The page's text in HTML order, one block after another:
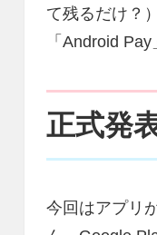
て残るだけ？
「Android
正式発
今回はアプリ